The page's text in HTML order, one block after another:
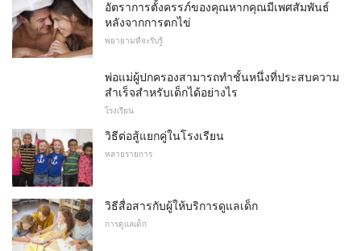
อัตราการตั้งครรภ์ของคุณหากคุณมีเพศสัมพันธ์
หลังจากการตกไข่
พยายามที่จะรับรู้
พ่อแม่ผู้ปกครองสามารถทำชั้นหนึ่งที่ประสบความ
สำเร็จสำหรับเด็กได้อย่างไร
โรงเรียน
วิธีต่อสู้แยกคู่ในโรงเรียน
หลายรายการ
วิธีสื่อสารกับผู้ให้บริการดูแลเด็ก
การดูแลเด็ก